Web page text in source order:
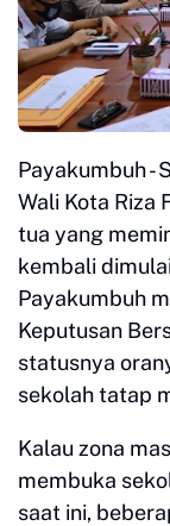
Payakumbuh -
Wali Kota Riza
tua yang
kembali
Payakumbuh
Keputusan
statusnya
sekolah tatap
Kalau zona
membuka
saat ini,